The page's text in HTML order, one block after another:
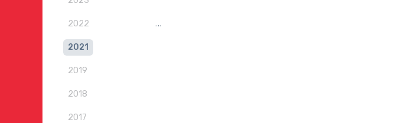
2022
2021
2019
2018
2017
…